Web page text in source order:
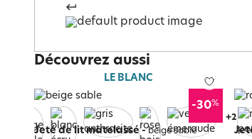
Découvrez aussi
LE BLANC
-30%
+6
Jeté de lit matelassé-beige sable